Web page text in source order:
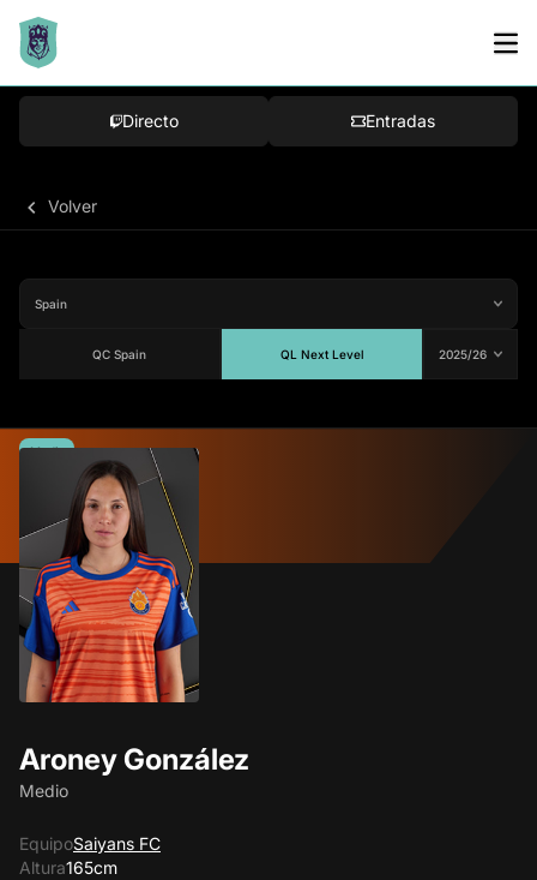
Directo Entradas
Volver
QC Spain QL Next Level
Aroney González
Medio
EquipoSaiyans FC
Altura165cm
Media